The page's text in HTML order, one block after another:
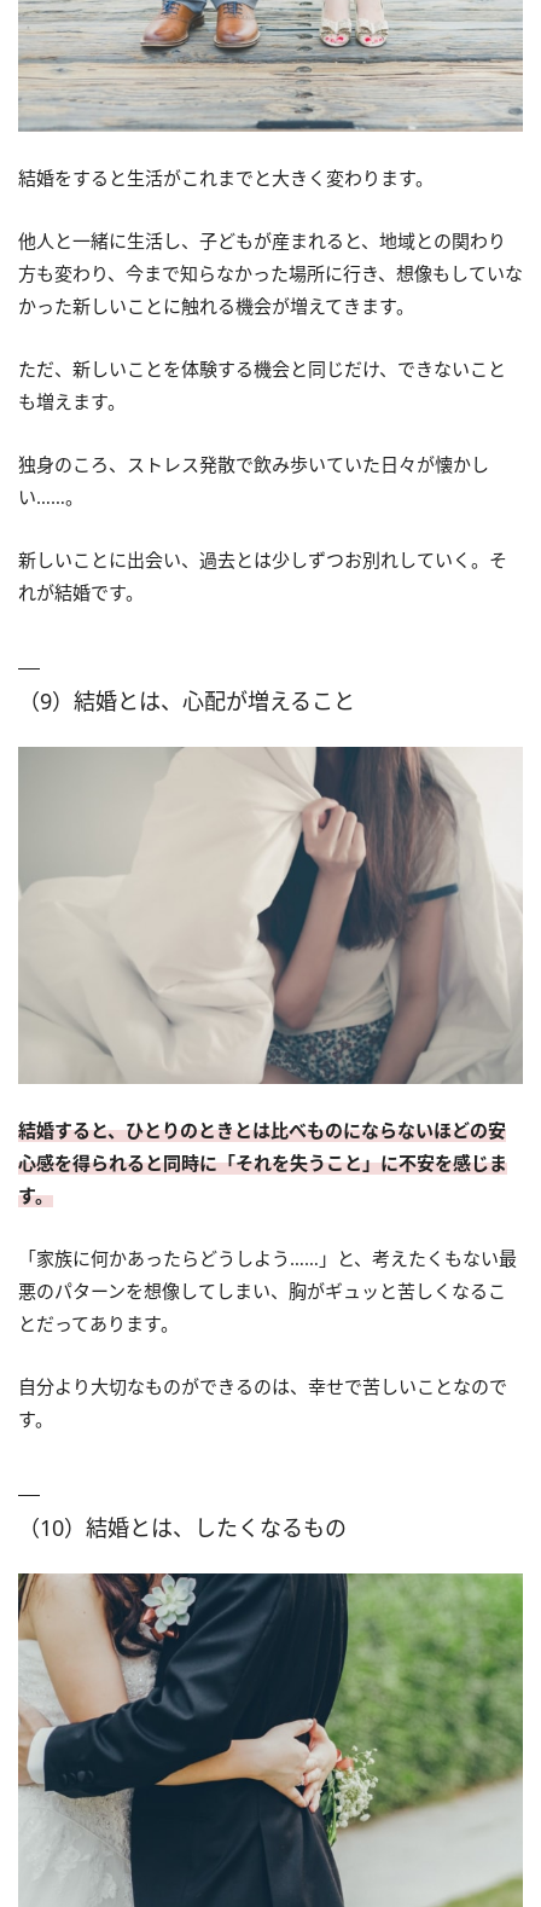
結婚をすると生活がこれまでと大きく変わります。
他人と一緒に生活し、子どもが産まれると、地域との関わり
方も変わり、今まで知らなかった場所に行き、想像もしていな
かった新しいことに触れる機会が増えてきます。
ただ、新しいことを体験する機会と同じだけ、できないこと
も増えます。
独身のころ、ストレス発散で飲み歩いていた日々が懐かし
い……。
新しいことに出会い、過去とは少しずつお別れしていく。そ
れが結婚です。
（9）結婚とは、心配が増えること
結婚すると、ひとりのときとは比べものにならないほどの安
心感を得られると同時に「それを失うこと」に不安を感じま
す。
「家族に何かあったらどうしよう……」と、考えたくもない最
悪のパターンを想像してしまい、胸がギュッと苦しくなるこ
とだってあります。
自分より大切なものができるのは、幸せで苦しいことなので
す。
（10）結婚とは、したくなるもの